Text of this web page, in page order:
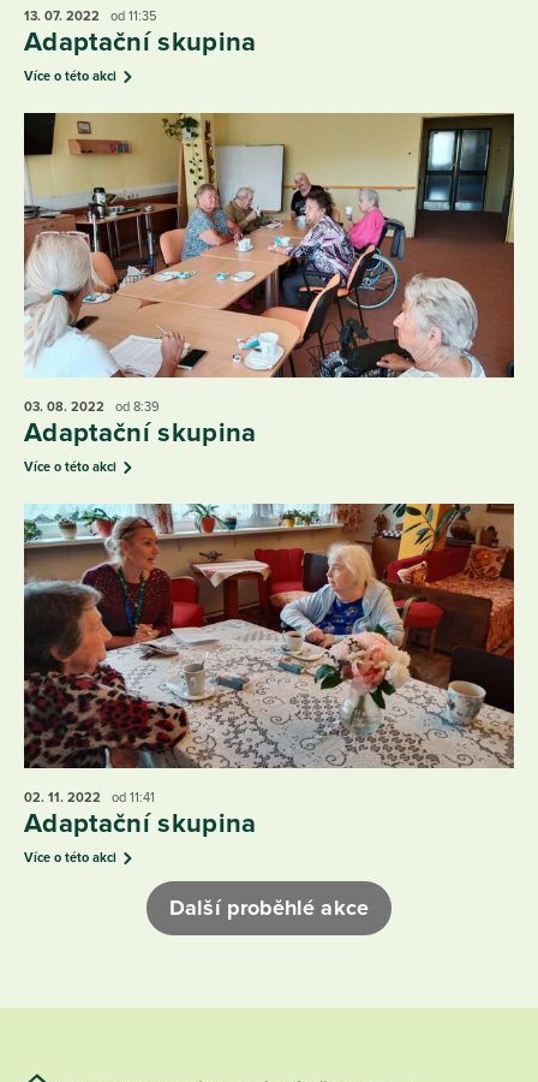
13. 07. 2022 od 11:35
Adaptační skupina
Více o této akci
03. 08. 2022 od 8:39
Adaptační skupina
Více o této akci
02. 11. 2022 od 11:41
Adaptační skupina
Více o této akci
Další proběhlé akce